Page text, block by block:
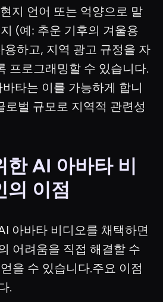
지 언어 또는 억양으로 말
(예: 추운 기후의 겨울용
용하고, 지역 광고 규정을 자
프로그래밍할 수 있습니다.
타는 이를 가능하게 합니
로벌 규모로 지역적 관련성
한 AI 아바타 비
의 이점
아바타 비디오를 채택하면
어려움을 직접 해결할 수
을 수 있습니다.주요 이점
.